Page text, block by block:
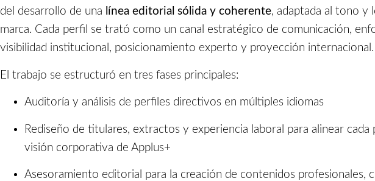
del desarrollo de una línea editorial sólida y coherente, adaptada al tono y
marca. Cada perfil se trató como un canal estratégico de comunicación,
visibilidad institucional, posicionamiento experto y proyección internacional.
El trabajo se estructuró en tres fases principales:
Auditoría y análisis de perfiles directivos en múltiples idiomas
Rediseño de titulares, extractos y experiencia laboral para alinear cada
visión corporativa de Applus+
Asesoramiento editorial para la creación de contenidos profesionales,